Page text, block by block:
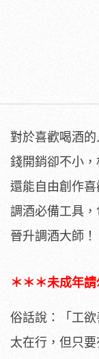
對於喜歡喝酒
錢開銷卻不小，
還能自由創作
調酒必備工具
晉升調酒大師！
＊＊＊未成年
俗話說：「工
太在行，但只